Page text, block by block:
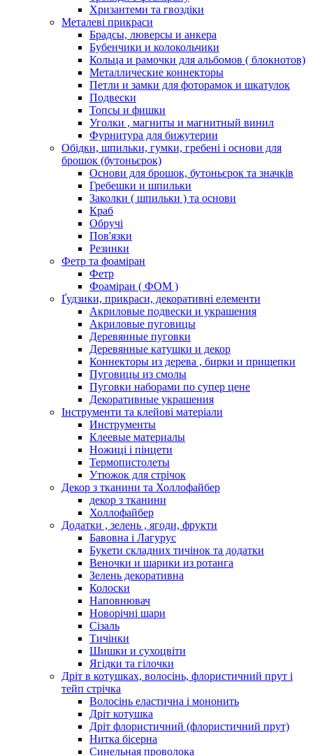
Хризантеми та гвоздіки
Металеві прикраси
Брадсы, люверсы и анкера
Бубенчики и колокольчики
Кольца и рамочки для альбомов ( блокнотов)
Металлические коннекторы
Петли и замки для фоторамок и шкатулок
Подвески
Топсы и фишки
Уголки , магниты и магнитный винил
Фурнитура для бижутерии
Обідки, шпильки, гумки, гребені і основи для
брошок (бутоньєрок)
Основи для брошок, бутоньєрок та значків
Гребешки и шпильки
Заколки ( шпильки ) та основи
Краб
Обручі
Пов'язки
Резинки
Фетр та фоаміран
Фетр
Фоаміран ( ФОМ )
Ґудзики, прикраси, декоративні елементи
Акриловые подвески и украшения
Акриловые пуговицы
Деревянные пуговки
Деревянные катушки и декор
Коннекторы из дерева , бирки и прищепки
Пуговицы из смолы
Пуговки наборами по супер цене
Декоративные украшения
Інструменти та клейові матеріали
Инструменты
Клеевые материалы
Ножиці і пінцети
Термопистолеты
Утюжок для стрічок
Декор з тканини та Холлофайбер
декор з тканини
Холлофайбер
Додатки , зелень , ягоди, фрукти
Бавовна і Лагурус
Букети складних тичінок та додатки
Веночки и шарики из ротанга
Зелень декоративна
Колоски
Наповнювач
Новорічні шари
Сізаль
Тичінки
Шишки и сухоцвіти
Ягідки та гілочки
Дріт в котушках, волосінь, флористичний прут і
тейп стрічка
Волосінь еластична і мононить
Дріт котушка
Дріт флористичний (флористичний прут)
Нитка бісерна
Синельная проволока